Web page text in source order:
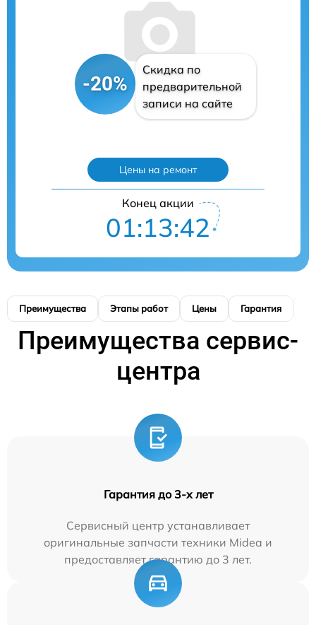
-20%
Скидка по
предварительной
записи на сайте
Цены на ремонт
Конец акции
01:13:41
Преимущества Этапы работ Цены Гарантия
Преимущества сервис-
центра
Гарантия до 3-х лет
Сервисный центр устанавливает
оригинальные запчасти техники Midea и
предоставляет гарантию до 3 лет.